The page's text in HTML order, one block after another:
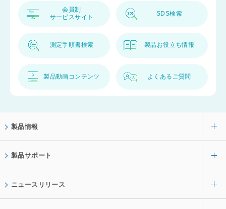
会員制
サービスサイト
SDS検索
測定手順書検索 製品お役立ち情報
製品動画コンテンツ よくあるご質問
製品情報
製品サポート
ニュースリリース